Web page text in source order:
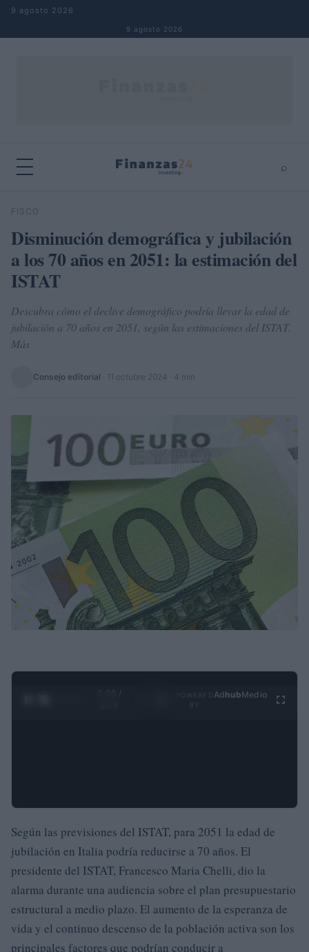
Saltar al contenido
9 agosto 2026
9 agosto 2026
⌕
Buscar
FISCO
Disminución demográfica y jubilación
a los 70 años en 2051: la estimación del
ISTAT
Descubra cómo el declive demográfico podría llevar la edad de
jubilación a 70 años en 2051, según las estimaciones del ISTAT.
Más
Consejo editorial 11 octubre 2024 · 4 min
0:29 /
Ad hubMedia
Según las previsiones del ISTAT, para 2051 la edad de
jubilación en Italia podría reducirse a 70 años. El
presidente del ISTAT, Francesco Maria Chelli, dio la
alarma durante una audiencia sobre el plan presupuestario
estructural a medio plazo. El aumento de la esperanza de
vida y el continuo descenso de la población activa son los
principales factores que podrían conducir a